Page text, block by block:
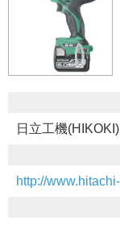
日立工機(HIKOKI)
http://